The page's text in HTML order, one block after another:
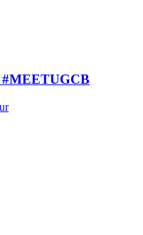
#MEETUGCB